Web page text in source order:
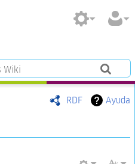
RDF Ayuda